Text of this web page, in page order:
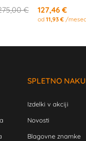
€ 127,46 €
od 11,93 € /mesec
SPLETNO
Izdelki v akciji
Novosti
Blagovne znamke